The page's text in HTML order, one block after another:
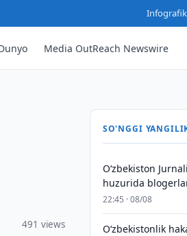
Media OutReach Newswire
491 views
SO'NGGI
O‘zbekiston
huzurida
22:45 · 08/08
O‘zbekistonlik